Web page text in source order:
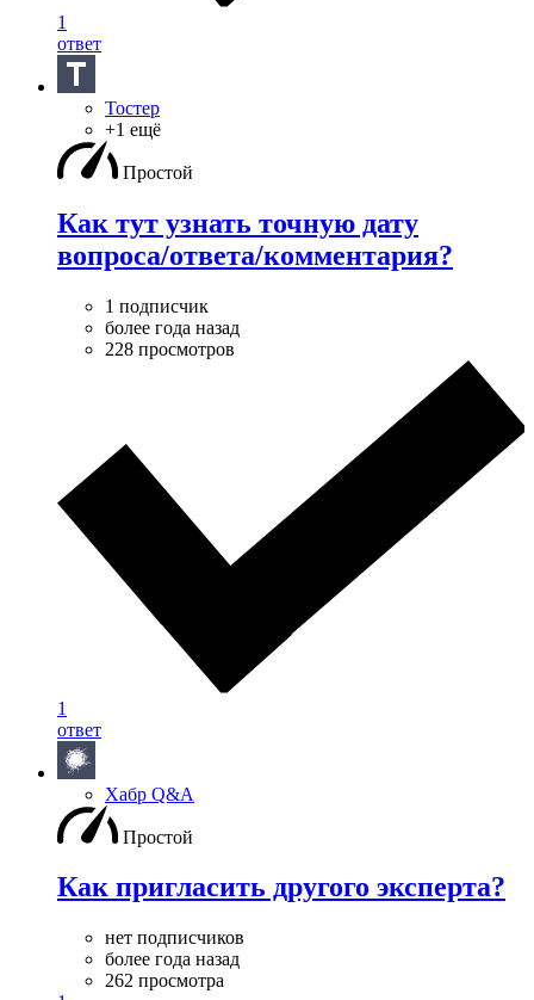
1
ответ
Тостер
+1 ещё
Простой
Как тут узнать точную дату
вопроса/ответа/комментария?
1 подписчик
более года назад
228 просмотров
1
ответ
Хабр Q&A
Простой
Как пригласить другого эксперта?
нет подписчиков
более года назад
262 просмотра